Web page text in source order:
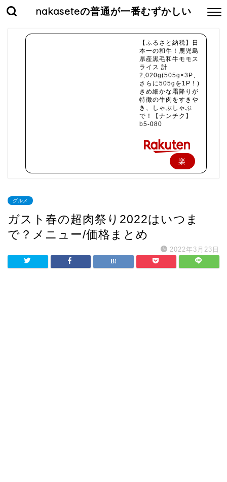
nakaseteの普通が一番むずかしい
【ふるさと納税】日
本一の和牛！鹿児島
県産黒毛和牛モモス
ライス 計
2,020g(505g×3P、
さらに505gを1P！)
きめ細かな霜降りが
特徴の牛肉をすきや
き、しゃぶしゃぶ
で！【ナンチク】
b5-080
楽
入
グルメ
ガスト春の超肉祭り2022はいつま
で？メニュー/価格まとめ
2022年3月23日